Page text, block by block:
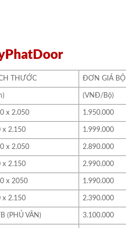
THƯỚC ĐƠN GIÁ BỘ
(VNĐ/Bộ)
x 2.050 1.950.000
x 2.150 1.999.000
x 2.050 2.890.000
x 2.150 2.990.000
x 2050 1.990.000
x 2.150 2.390.000
(PHỦ VÂN) 3.100.000